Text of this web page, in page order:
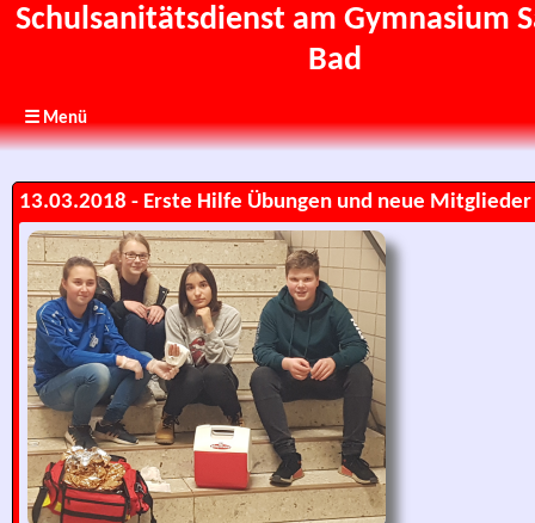
Schulsanitätsdienst am Gymnasium
Bad
☰ Menü
13.03.2018 - Erste Hilfe Übungen und neue Mitglieder